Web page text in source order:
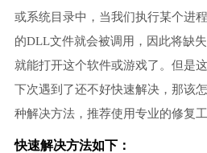
或系统目录中，当我们执行某个进
的DLL文件就会被调用，因此将缺
就能打开这个软件或游戏了。但是
下次遇到了还不好快速解决，那该
种解决方法，推荐使用专业的修复
快速解决方法如下：